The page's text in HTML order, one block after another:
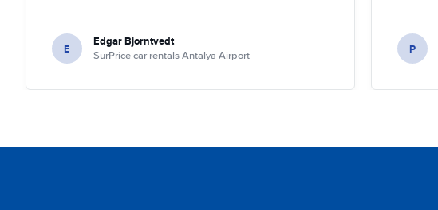
E Edgar Bjorntvedt
SurPrice car rentals Antalya Airport P